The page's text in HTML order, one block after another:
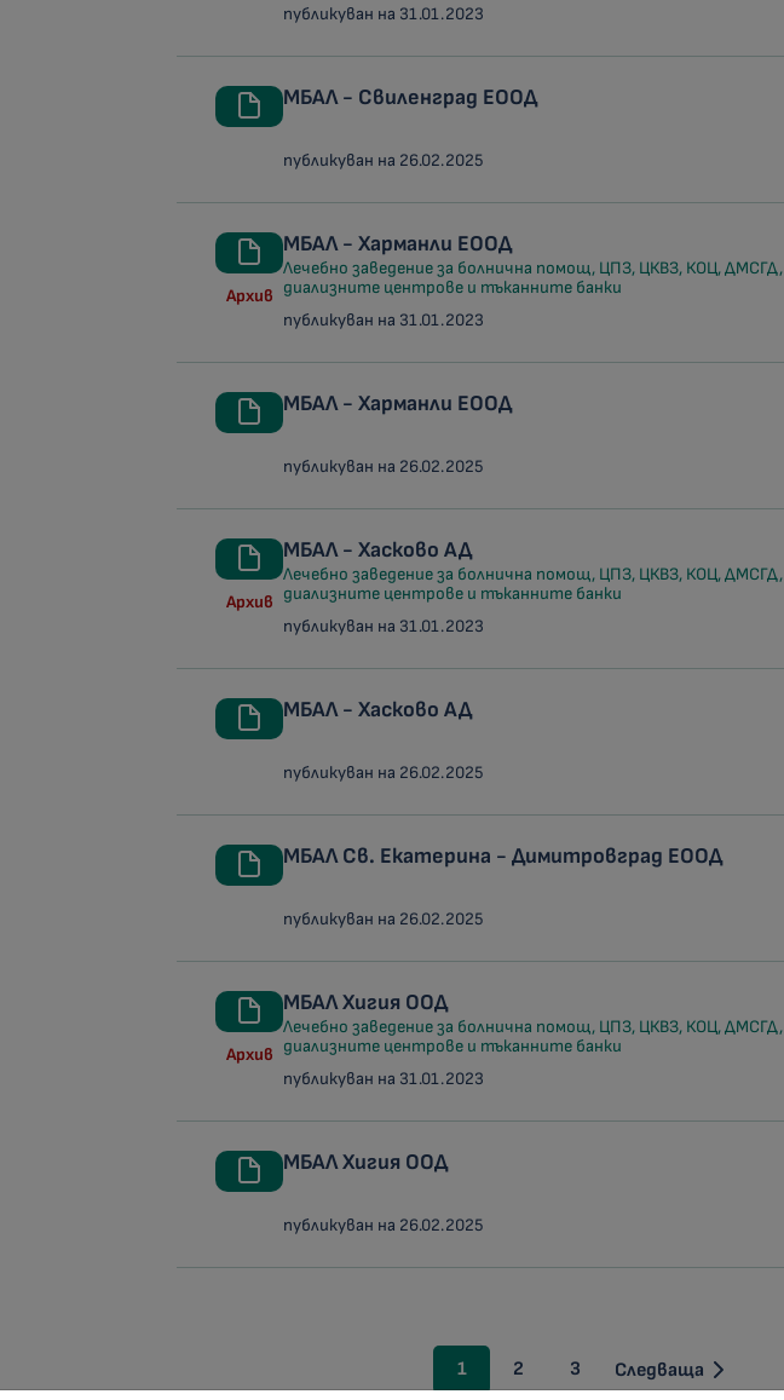
публикуван на 31.01.2023
МБАЛ - Свиленград ЕООД
публикуван на 26.02.2025
Архив
МБАЛ - Харманли ЕООД
Лечебно заведение за болнична помощ, ЦПЗ, ЦКВЗ, КОЦ, ДМСГД,
диализните центрове и тъканните банки
публикуван на 31.01.2023
МБАЛ - Харманли ЕООД
публикуван на 26.02.2025
Архив
МБАЛ - Хасково АД
Лечебно заведение за болнична помощ, ЦПЗ, ЦКВЗ, КОЦ, ДМСГД,
диализните центрове и тъканните банки
публикуван на 31.01.2023
МБАЛ - Хасково АД
публикуван на 26.02.2025
МБАЛ Св. Екатерина - Димитровград ЕООД
публикуван на 26.02.2025
Архив
МБАЛ Хигия ООД
Лечебно заведение за болнична помощ, ЦПЗ, ЦКВЗ, КОЦ, ДМСГД,
диализните центрове и тъканните банки
публикуван на 31.01.2023
МБАЛ Хигия ООД
публикуван на 26.02.2025
1 2 3 Следваща